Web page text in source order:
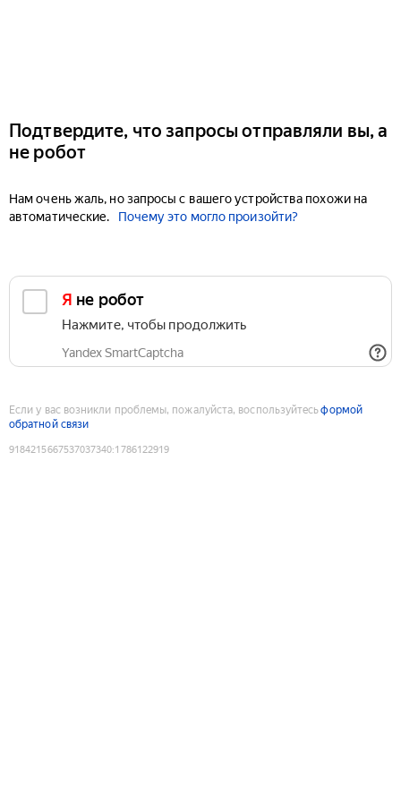
Подтвердите, что запросы отправляли вы, а
не робот
Нам очень жаль, но запросы с вашего устройства похожи на
автоматические.
Почему это могло произойти?
Я не робот
Нажмите, чтобы продолжить
Yandex SmartCaptcha
Если у вас возникли проблемы, пожалуйста, воспользуйтесьформой
обратной связи
9184215667537037340:1786122919